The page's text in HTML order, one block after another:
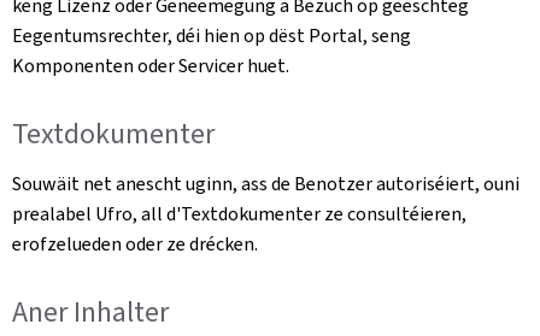
Eegentumsrechter, déi hien op dëst Portal, seng
Komponenten oder Servicer huet.
Textdokumenter
Souwäit net anescht uginn, ass de Benotzer autoriséiert, ouni
prealabel Ufro, all d'Textdokumenter ze consultéieren,
erofzelueden oder ze drécken.
Aner Inhalter